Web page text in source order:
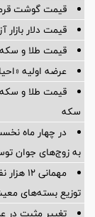
قیمت گوشت قرمز امروز
قیمت دلار بازار آزاد
قیمت طلا و سکه امروز
عرضه اولیه «احیا۱» ۱۹ مرداد در فرابورس
سکه
به زوج‌های جوان
توزیع بسته‌های